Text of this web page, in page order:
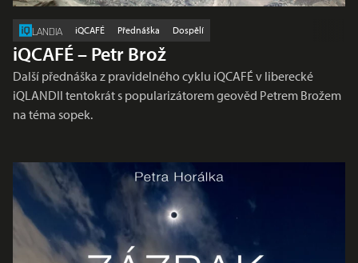
LANDIA iQCAFÉ Přednáška Dospělí
iQCAFÉ – Petr Brož
Další přednáška z pravidelného cyklu iQCAFÉ v liberecké
iQLANDII tentokrát s popularizátorem geověd Petrem Brožem
na téma sopek.